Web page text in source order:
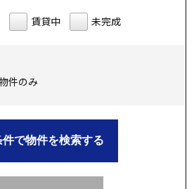
賃貸中 未完成
件のみ